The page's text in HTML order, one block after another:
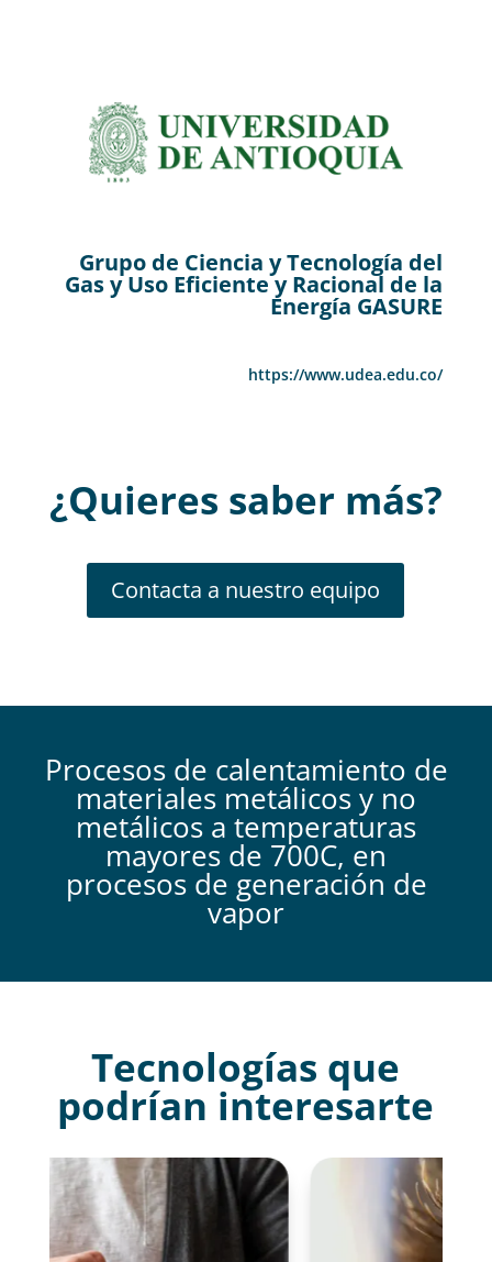
Grupo de Ciencia y Tecnología del
Gas y Uso Eficiente y Racional de la
Energía GASURE
https://www.udea.edu.co/
¿Quieres saber más?
Contacta a nuestro equipo
Procesos de calentamiento de
materiales metálicos y no
metálicos a temperaturas
mayores de 700C, en
procesos de generación de
vapor
Tecnologías que
podrían interesarte